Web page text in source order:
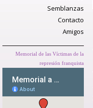
Semblanzas
Contacto
Amigos
Memorial de las Víctimas de la
represión franquista